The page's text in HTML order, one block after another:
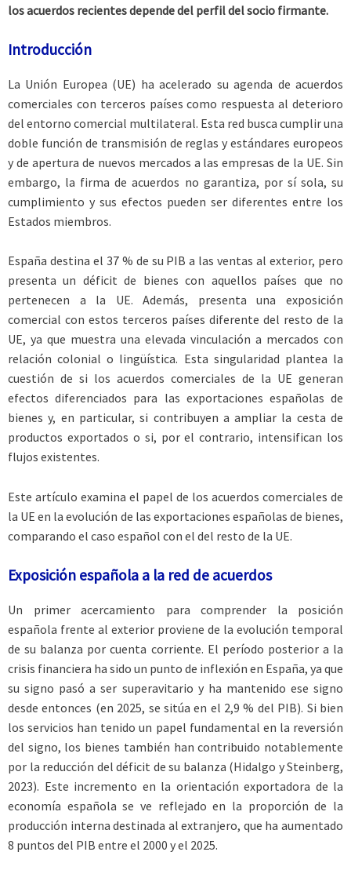
los acuerdos recientes depende del perfil del socio firmante.
Introducción
La Unión Europea (UE) ha acelerado su agenda de acuerdos
comerciales con terceros países como respuesta al deterioro
del entorno comercial multilateral. Esta red busca cumplir una
doble función de transmisión de reglas y estándares europeos
y de apertura de nuevos mercados a las empresas de la UE. Sin
embargo, la firma de acuerdos no garantiza, por sí sola, su
cumplimiento y sus efectos pueden ser diferentes entre los
Estados miembros.
España destina el 37 % de su PIB a las ventas al exterior, pero
presenta un déficit de bienes con aquellos países que no
pertenecen a la UE. Además, presenta una exposición
comercial con estos terceros países diferente del resto de la
UE, ya que muestra una elevada vinculación a mercados con
relación colonial o lingüística. Esta singularidad plantea la
cuestión de si los acuerdos comerciales de la UE generan
efectos diferenciados para las exportaciones españolas de
bienes y, en particular, si contribuyen a ampliar la cesta de
productos exportados o si, por el contrario, intensifican los
flujos existentes.
Este artículo examina el papel de los acuerdos comerciales de
la UE en la evolución de las exportaciones españolas de bienes,
comparando el caso español con el del resto de la UE.
Exposición española a la red de acuerdos
Un primer acercamiento para comprender la posición
española frente al exterior proviene de la evolución temporal
de su balanza por cuenta corriente. El período posterior a la
crisis financiera ha sido un punto de inflexión en España, ya que
su signo pasó a ser superavitario y ha mantenido ese signo
desde entonces (en 2025, se sitúa en el 2,9 % del PIB). Si bien
los servicios han tenido un papel fundamental en la reversión
del signo, los bienes también han contribuido notablemente
por la reducción del déficit de su balanza (Hidalgo y Steinberg,
2023). Este incremento en la orientación exportadora de la
economía española se ve reflejado en la proporción de la
producción interna destinada al extranjero, que ha aumentado
8 puntos del PIB entre el 2000 y el 2025.